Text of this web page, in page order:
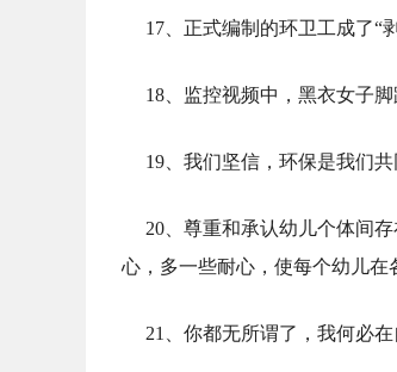
17、正式编制的环卫工成了“
18、监控视频中，黑衣女子
19、我们坚信，环保是我们
20、尊重和承认幼儿个体间
心，多一些耐心，使每个幼儿在
21、你都无所谓了，我何必